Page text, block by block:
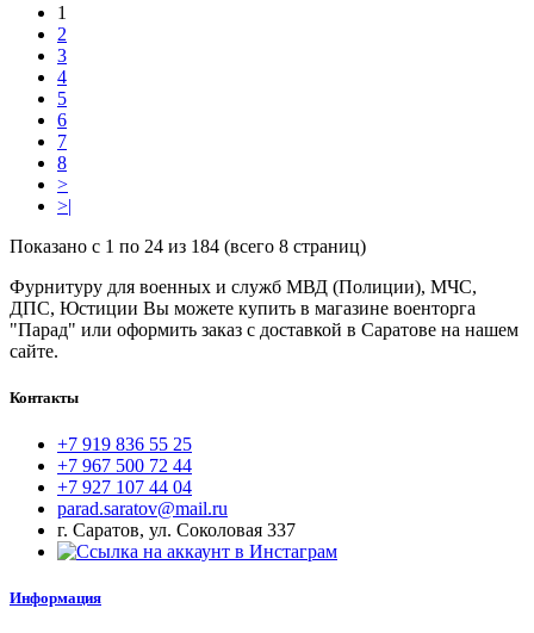
1
2
3
4
5
6
7
8
>
>|
Показано с 1 по 24 из 184 (всего 8 страниц)
Фурнитуру для военных и служб МВД (Полиции), МЧС,
ДПС, Юстиции Вы можете купить в магазине военторга
"Парад" или оформить заказ с доставкой в Саратове на нашем
сайте.
Контакты
+7 919 836 55 25
+7 967 500 72 44
+7 927 107 44 04
parad.saratov@mail.ru
г. Саратов, ул. Соколовая 337
Информация